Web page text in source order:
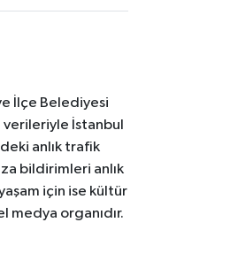
İlçe Belediyesi
İstanbul
anlık trafik
bildirimleri anlık
için ise kültür
organıdır.